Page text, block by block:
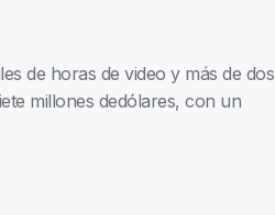
de horas de video y más de dos
millones dedólares, con un